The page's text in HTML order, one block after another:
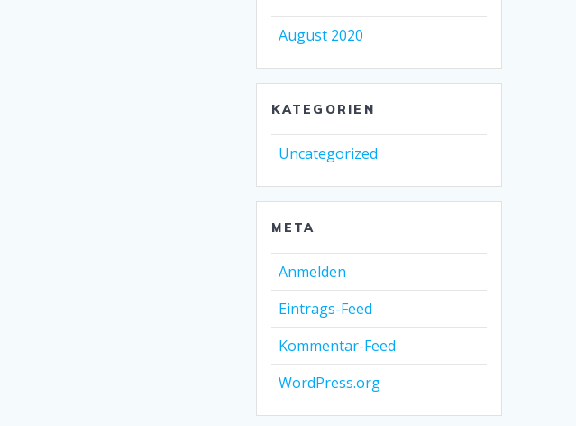
August 2020
KATEGORIEN
Uncategorized
META
Anmelden
Eintrags-Feed
Kommentar-Feed
WordPress.org